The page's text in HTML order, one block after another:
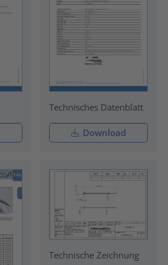
Technisches Datenblatt
Download
Technische Zeichnung